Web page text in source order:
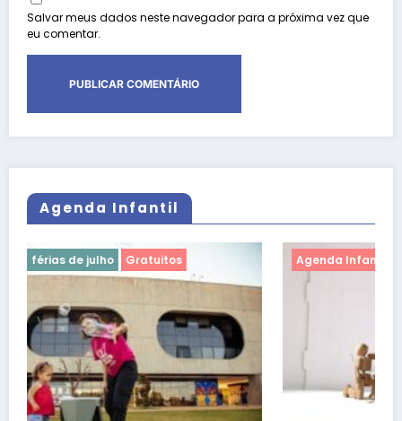
Salvar meus dados neste navegador para a próxima vez que
eu comentar.
Agenda Infantil
Agenda Infantil férias de julho Gratuitos